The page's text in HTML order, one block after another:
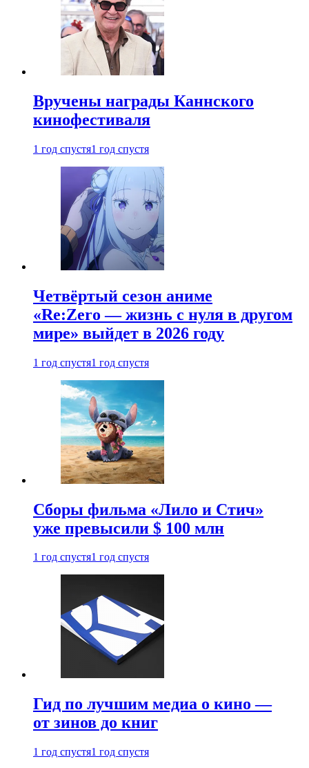
Вручены награды Каннского
кинофестиваля
1 год спустя1 год спустя
Четвёртый сезон аниме
«Re:Zero — жизнь с нуля в другом
мире» выйдет в 2026 году
1 год спустя1 год спустя
Сборы фильма «Лило и Стич»
уже превысили $ 100 млн
1 год спустя1 год спустя
Гид по лучшим медиа о кино —
от зинов до книг
1 год спустя1 год спустя